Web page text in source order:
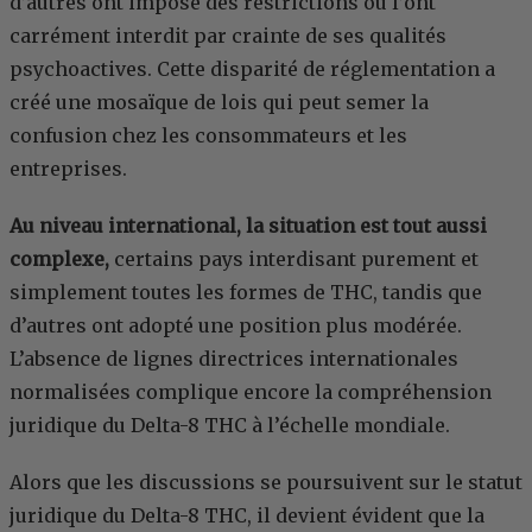
carrément interdit par crainte de ses qualités
psychoactives. Cette disparité de réglementation a
créé une mosaïque de lois qui peut semer la
confusion chez les consommateurs et les
entreprises.
Au niveau international, la situation est tout aussi
complexe, certains pays interdisant purement et
simplement toutes les formes de THC, tandis que
d’autres ont adopté une position plus modérée.
L’absence de lignes directrices internationales
normalisées complique encore la compréhension
juridique du Delta-8 THC à l’échelle mondiale.
Alors que les discussions se poursuivent sur le statut
juridique du Delta-8 THC, il devient évident que la